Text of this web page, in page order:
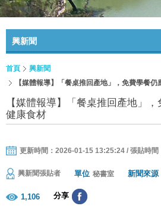
興新聞
首頁
興新聞
【媒體報導】「餐桌推回產地」，免費學餐
【媒體報導】「餐桌推回產地」
健康食材
更新時間：2026-01-15 13:25:24 / 張貼時
興新聞張貼者 單位 秘書室 新聞來源
1,106 分享